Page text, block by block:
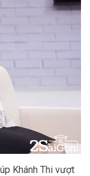
Khánh Thi vượt